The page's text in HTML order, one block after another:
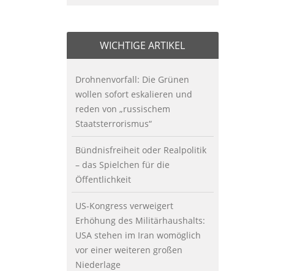
WICHTIGE ARTIKEL
Drohnenvorfall: Die Grünen
wollen sofort eskalieren und
reden von „russischem
Staatsterrorismus“
Bündnisfreiheit oder Realpolitik
– das Spielchen für die
Öffentlichkeit
US-Kongress verweigert
Erhöhung des Militärhaushalts:
USA stehen im Iran womöglich
vor einer weiteren großen
Niederlage